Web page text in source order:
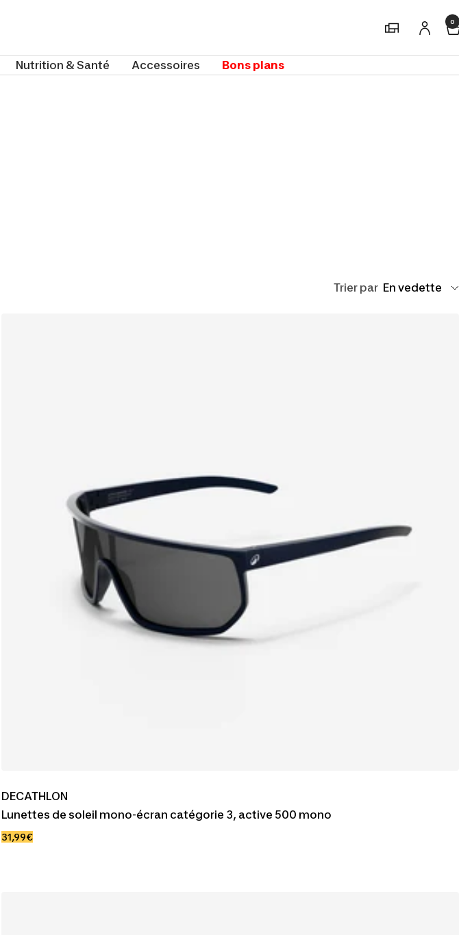
Magasins 0
Nutrition & Santé Accessoires Bons plans
Trier par En vedette
DECATHLON
Lunettes de soleil mono-écran catégorie 3, active 500 mono
Prix
31,99€